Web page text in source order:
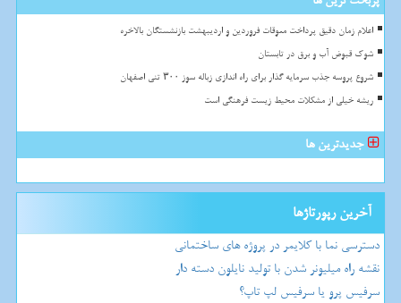
اعلام زمان دقیق پرداخت معوقات فروردین و اردیبهشت بازنشستگان بالاخره
شوک قبوض آب و برق در تابستان
شروع پروسه جذب سرمایه گذار برای راه اندازی زباله سوز ۳۰۰ تنی اصفهان
ریشه خیلی از مشکلات محیط زیست فرهنگی است
جدیدترین ها
آخرین رپورتاژها
دسترسی نما با کلایمر در پروژه های ساختمانی
نقشه راه میلیونر شدن با تولید نایلون دسته دار
سرفیس پرو یا سرفیس لپ تاپ؟